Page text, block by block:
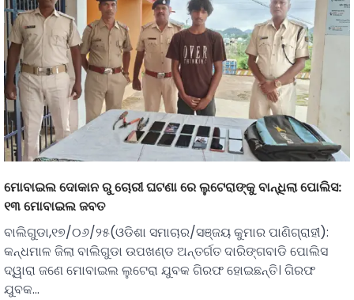
ମୋବାଇଲ ଦୋକାନ ରୁ ଚୋରୀ ଘଟଣା ରେ ଲୁଟେରାଙ୍କୁ ବାନ୍ଧିଲା ପୋଲିସ:
୧୩ ମୋବାଇଲ ଜବତ
ବାଲିଗୁଡା,୧୭/୦୬/୨୫(ଓଡିଶା ସମାଚାର/ସଞ୍ଜୟ କୁମାର ପାଣିଗ୍ରାହୀ):
କନ୍ଧମାଳ ଜିଲା ବାଲିଗୁଡା ଉପଖଣ୍ଡ ଅନ୍ତର୍ଗତ ଦାରିଙ୍ଗବାଡି ପୋଲିସ
ଦ୍ୱାରା ଜଣେ ମୋବାଇଲ ଲୁଟେରା ଯୁବକ ଗିରଫ ହୋଇଛନ୍ତି। ଗିରଫ
ଯୁବକ…